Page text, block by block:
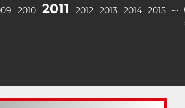
2010 2011 2012 2013 2014 2015 …